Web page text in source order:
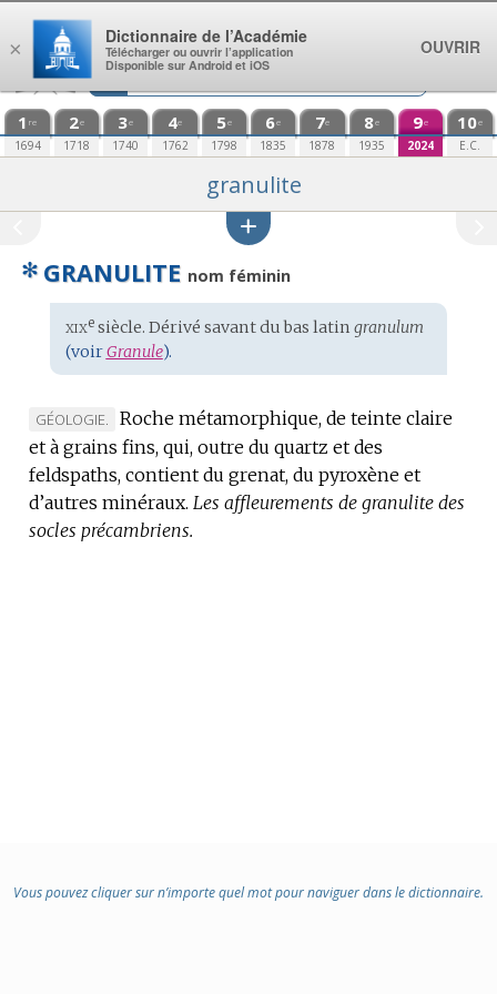
Aller au contenu
1 re
1694
2e
1718
3e
1740
4e
1762
5e
1798
6e
1835
7e
1878
8e
1935
9e
2024
10e
E.C.
granulite
✻ GRANULITE nom féminin
Étymologie
:
xixesiècle. Dérivé savant dubas latin granulum
(voirGranule).
MARQUE
DE
DOMAINE
:
GÉOLOGIE.
Roche métamorphique, de teinte claire
et à grains fins, qui, outre du quartz et des
feldspaths, contient du grenat, du pyroxène et
d’autres minéraux. Les affleurements de granulite des
socles précambriens.
Vous pouvez cliquer sur n’importe quel mot pour naviguer dans le dictionnaire.
×
Dictionnaire de l’Académie
Télécharger ou ouvrir l’application
Disponible sur Android et iOS
OUVRIR